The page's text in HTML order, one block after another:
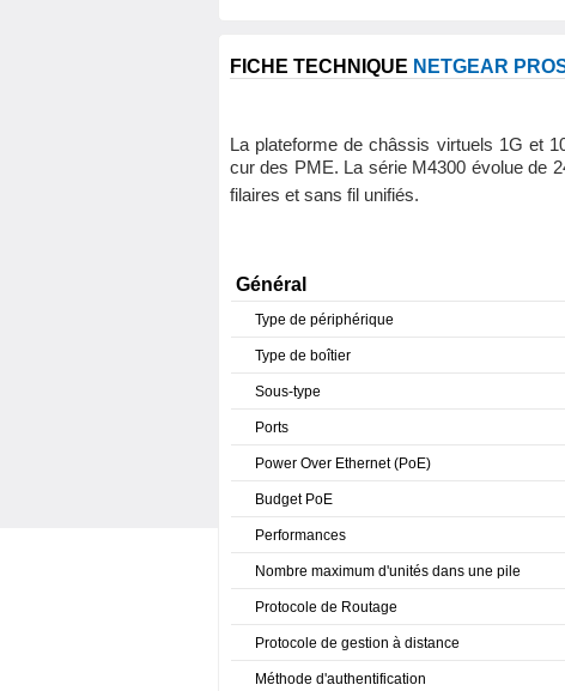
FICHE TECHNIQUE NETGEAR
La plateforme de châssis virtuels 1G et
cur des PME. La série M4300 évolue de
filaires et sans fil unifiés.
Général
Type de périphérique
Type de boîtier
Sous-type
Ports
Power Over Ethernet (PoE)
Budget PoE
Performances
Nombre maximum d'unités dans une pile
Protocole de Routage
Protocole de gestion à distance
Méthode d'authentification